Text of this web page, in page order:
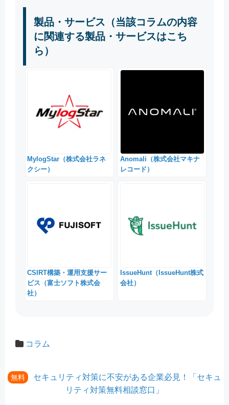
製品・サービス（当該コラムの内容
に関連する製品・サービスはこち
ら）
MylogStar（株式会社ラネ
クシー）
Anomali（株式会社マキナ
レコード）
CSIRT構築・運用支援サー
ビス（富士ソフト株式会
社）
IssueHunt（IssueHunt株式
会社）
コラム
無料
セキュリティ対策に不安がある企業必見！「セキュ
リティ対策無料相談窓口」